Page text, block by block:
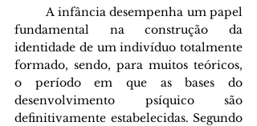
         A infância desempenha um papel
fundamental na construção da
identidade de um indivíduo totalmente
formado, sendo, para muitos teóricos,
o período em que as bases do
desenvolvimento psíquico são
definitivamente estabelecidas. Segundo